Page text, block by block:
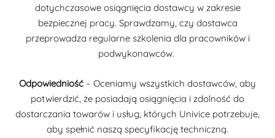
dotychczasowe osiągnięcia dostawcy w zakresie
bezpiecznej pracy. Sprawdzamy, czy dostawca
przeprowadza regularne szkolenia dla pracowników i
podwykonawców.
Odpowiedniość – Oceniamy wszystkich dostawców, aby
potwierdzić, że posiadają osiągnięcia i zdolność do
dostarczania towarów i usług, których Univice potrzebuje,
aby spełnić naszą specyfikację techniczną.